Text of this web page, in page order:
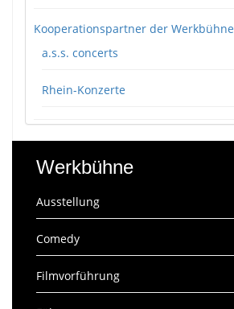
Kooperationspartner der Werkbühne
a.s.s. concerts
Rhein-Konzerte
Werkbühne
Ausstellung
Comedy
Filmvorführung